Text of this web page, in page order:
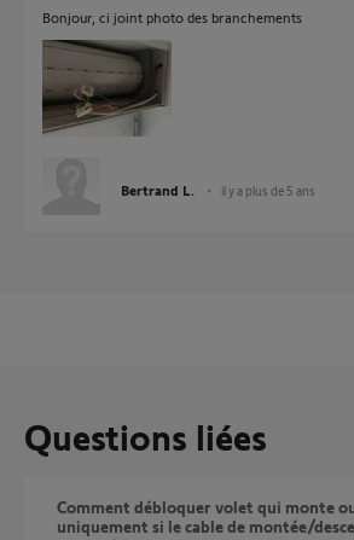
Bonjour, ci joint photo des branchements
Bertrand L. il y a plus de 5 ans
Questions liées
Comment débloquer volet qui monte ou descend
uniquement si le cable de montée/